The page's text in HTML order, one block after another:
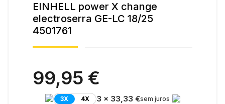
EINHELL power X change
electroserra GE-LC 18/25
4501761
99,95 €
3X 4X 3 x 33,33 €sem juros